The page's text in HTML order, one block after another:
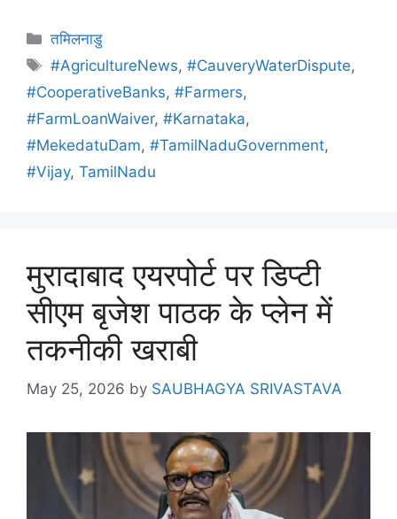
तमिलनाडु
#AgricultureNews,#CauveryWaterDispute,
#CooperativeBanks, #Farmers,
#FarmLoanWaiver, #Karnataka,
#MekedatuDam, #TamilNaduGovernment,
#Vijay, TamilNadu
मुरादाबाद एयरपोर्ट पर डिप्टी
सीएम बृजेश पाठक के प्लेन में
तकनीकी खराबी
May 25, 2026 by SAUBHAGYA SRIVASTAVA